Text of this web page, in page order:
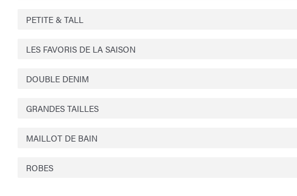
PETITE & TALL
LES FAVORIS DE LA SAISON
DOUBLE DENIM
GRANDES TAILLES
MAILLOT DE BAIN
ROBES